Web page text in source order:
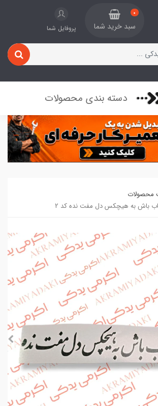
0
سبد خرید شما پروفایل شما
دسته بندی محصولات
محصولات
باش به هیچکس دل مفت نده کد 2